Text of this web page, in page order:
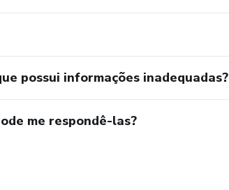
possui informações inadequadas?
me respondê-las?